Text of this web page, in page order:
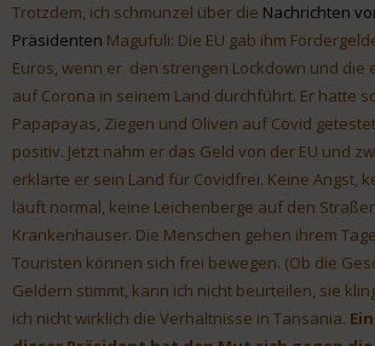
Trotzdem, ich schmunzel über die Nachrichten
Präsidenten Magufuli: Die EU gab ihm
Euros, wenn er den strengen Lockdown und die
auf Corona in seinem Land durchführt. Er hatte
Papapayas, Ziegen und Oliven auf Covid
positiv. Jetzt nahm er das Geld von der EU und
erklärte er sein Land für Covidfrei. Keine Angst,
läuft normal, keine Leichenberge auf den
Krankenhäuser. Die Menschen gehen ihrem
Touristen können sich frei bewegen. (Ob die
Geldern stimmt, kann ich nicht beurteilen, sie
ich nicht wirklich die Verhältnisse in Tansania.